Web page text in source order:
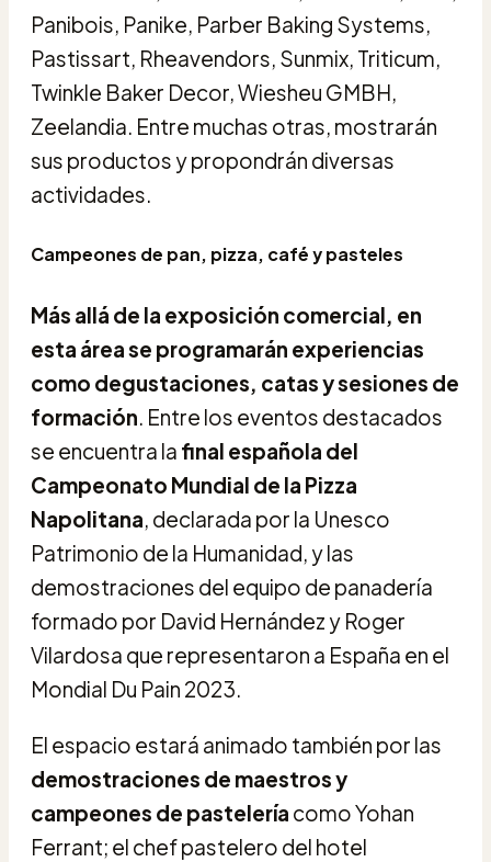
Panibois, Panike, Parber Baking Systems,
Pastissart, Rheavendors, Sunmix, Triticum,
Twinkle Baker Decor, Wiesheu GMBH,
Zeelandia. Entre muchas otras, mostrarán
sus productos y propondrán diversas
actividades.
Campeones de pan, pizza, café y pasteles
Más allá de la exposición comercial, en
esta área se programarán experiencias
como degustaciones, catas y sesiones de
formación. Entre los eventos destacados
se encuentra la final española del
Campeonato Mundial de la Pizza
Napolitana, declarada por la Unesco
Patrimonio de la Humanidad, y las
demostraciones del equipo de panadería
formado por David Hernández y Roger
Vilardosa que representaron a España en el
Mondial Du Pain 2023.
El espacio estará animado también por las
demostraciones de maestros y
campeones de pastelería como Yohan
Ferrant; el chef pastelero del hotel